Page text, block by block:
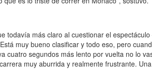
todavía más claro al cuestionar el
muy bueno clasificar y todo eso, pero
cuatro segundos más lento por vuelta no lo
muy aburrida y realmente frustrante.